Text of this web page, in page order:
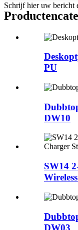
Schrijf hier uw bericht
PU
DW10
SW14
DW03